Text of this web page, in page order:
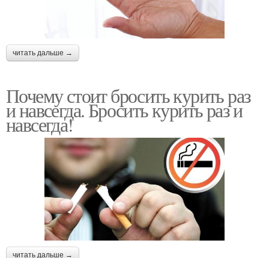
читать дальше →
Почему стоит бросить курить раз
и навсегда. Бросить курить раз и
навсегда!
читать дальше →